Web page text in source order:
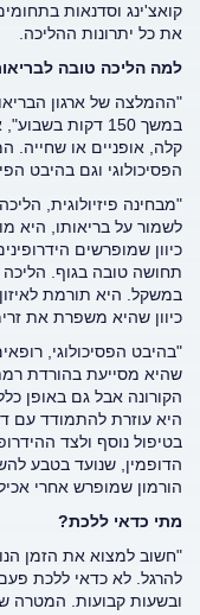
קואצ'ינג וסדנאות
את כל יתרונות ההליכה.
למה הליכה טובה
"ההמלצה של ארגון
במשך 150 דקות
קלה, אופניים או שחייה.
הפסיכולוגי וגם בהיבט
"מבחינה פיזיולוגית,
לשמור על בריאותו, היא
כיוון שמופרשים
תחושה טובה בגוף. הליכה
במשקל. היא תורמת
כיוון שהיא משפרת את
"בהיבט הפסיכולוגי,
שהיא מסייעת בהורדת
הקורונה אבל גם באופן
היא עוזרת להתמודד עם
בטיפול נוסף ולצד
הדופמין, שנועד בטבע
הורמון שמופרש אחרי
מתי כדאי ללכת?
"חשוב למצוא את הזמן
להרגל. לא כדאי ללכת
ובשעות קבועות. המטרה